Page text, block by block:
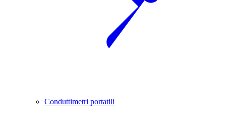
Conduttimetri portatili